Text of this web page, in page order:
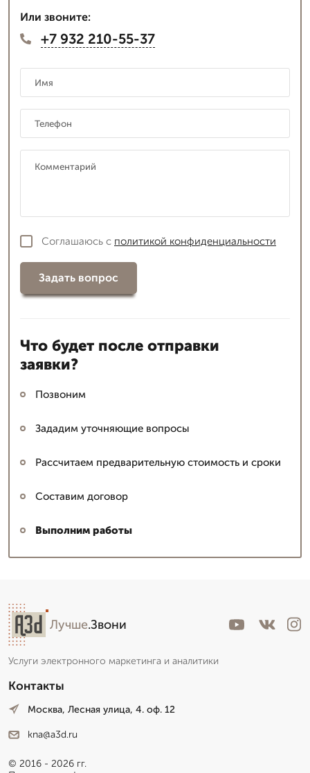
Или звоните:
+7 932 210-55-37
Соглашаюсь с политикой конфиденциальности
Задать вопрос
Что будет после отправки
заявки?
Позвоним
Зададим уточняющие вопросы
Рассчитаем предварительную стоимость и сроки
Составим договор
Выполним работы
Лучше.Звони
Услуги электронного маркетинга и аналитики
Контакты
Москва, Лесная улица, 4. оф. 12
kna@a3d.ru
© 2016 - 2026 гг.